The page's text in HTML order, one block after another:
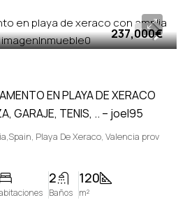
VENTA
EN PLAYA DE XERACO
GARAJE, TENIS, .. – joel95
237,000€
Playa De Xeraco, Valencia prov
2
Baños
120
m²